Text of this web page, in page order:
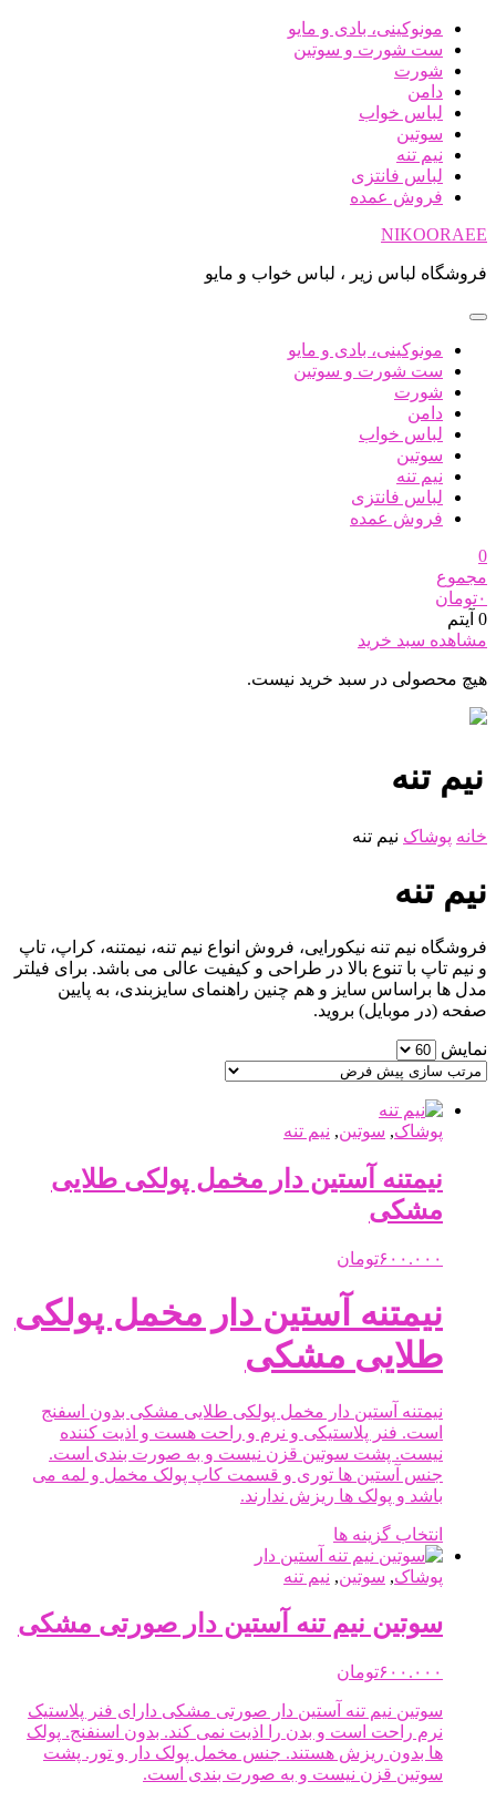
پرش
محتوا
مونوکینی، بادی و مایو
ست شورت و سوتین
شورت
دامن
لباس خواب
سوتین
نیم تنه
لباس فانتزی
فروش عمده
NIKOORAEE
فروشگاه لباس زیر ، لباس خواب و مایو
مونوکینی، بادی و مایو
ست شورت و سوتین
شورت
دامن
لباس خواب
سوتین
نیم تنه
لباس فانتزی
فروش عمده
0
مجموع
۰تومان
0 آیتم
مشاهده سبد خرید
هیچ محصولی در سبد خرید نیست.
نیم تنه
خانه پوشاک نیم تنه
نیم تنه
فروشگاه نیم تنه نیکورایی، فروش انواع نیم تنه، نیمتنه، کراپ، تاپ
و نیم تاپ با تنوع بالا در طراحی و کیفیت عالی می باشد. برای فیلتر
مدل ها براساس سایز و هم چنین راهنمای سایزبندی، به پایین
صفحه (در موبایل) بروید.
نمایش
پوشاک, سوتین, نیم تنه
نیمتنه آستین دار مخمل پولکی طلایی
مشکی
۶۰۰.۰۰۰تومان
نیمتنه آستین دار مخمل پولکی
طلایی مشکی
نیمتنه آستین دار مخمل پولکی طلایی مشکی بدون اسفنج
است. فنر پلاستیکی و نرم و راحت هست و اذیت کننده
نیست. پشت سوتین قزن نیست و به صورت بندی است.
جنس آستین ها توری و قسمت کاپ پولک مخمل و لمه می
باشد و پولک ها ریزش ندارند.
انتخاب گزینه ها
محصول
دارای
مختلفی
می
ممکن
است
در
صفحه
پوشاک, سوتین, نیم تنه
سوتین نیم تنه آستین دار صورتی مشکی
۶۰۰.۰۰۰تومان
سوتین نیم تنه آستین دار صورتی مشکی دارای فنر پلاستیک
نرم راحت است و بدن را اذیت نمی کند. بدون اسنفنج. پولک
ها بدون ریزش هستند. جنس مخمل پولک دار و تور. پشت
سوتین قزن نیست و به صورت بندی است.